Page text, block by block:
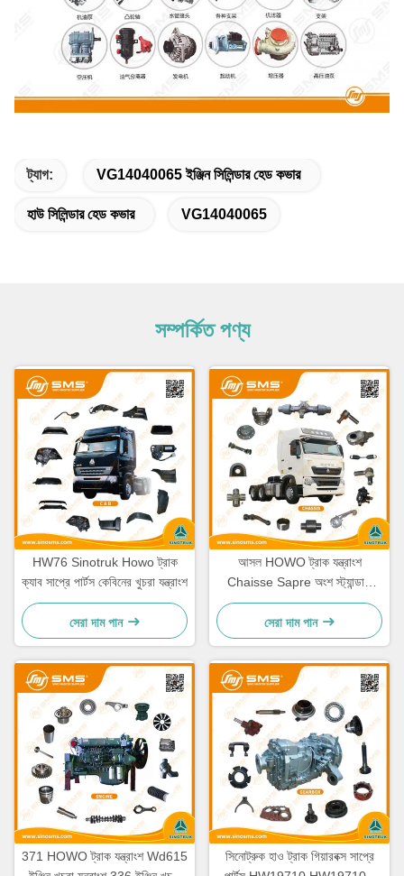
ট্যাগ: VG14040065 ইঞ্জিন সিলিন্ডার হেড কভার
হাউ সিলিন্ডার হেড কভার VG14040065
সম্পর্কিত পণ্য
HW76 Sinotruk Howo ট্রাক
ক্যাব সাপ্রে পার্টস কেবিনের খুচরা যন্ত্রাংশ
সেরা দাম পান
আসল HOWO ট্রাক যন্ত্রাংশ
Chaisse Sapre অংশ স্ট্যান্ডার্ড
আকার
সেরা দাম পান
371 HOWO ট্রাক যন্ত্রাংশ Wd615
সিনোট্রুক হাও ট্রাক গিয়ারবক্স সাপ্রে